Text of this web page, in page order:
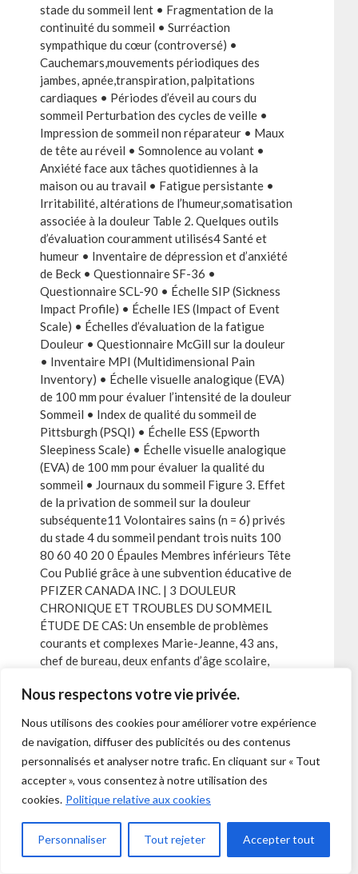
Nous respectons votre vie privée.
Nous utilisons des cookies pour améliorer votre expérience
de navigation, diffuser des publicités ou des contenus
personnalisés et analyser notre trafic. En cliquant sur « Tout
accepter », vous consentez à notre utilisation des
cookies. Politique relative aux cookies
Personnaliser Tout rejeter Accepter tout
stade du sommeil lent • Fragmentation de la
continuité du sommeil • Surréaction
sympathique du cœur (controversé) •
Cauchemars,mouvements périodiques des
jambes, apnée,transpiration, palpitations
cardiaques • Périodes d’éveil au cours du
sommeil Perturbation des cycles de veille •
Impression de sommeil non réparateur • Maux
de tête au réveil • Somnolence au volant •
Anxiété face aux tâches quotidiennes à la
maison ou au travail • Fatigue persistante •
Irritabilité, altérations de l’humeur,somatisation
associée à la douleur Table 2. Quelques outils
d’évaluation couramment utilisés4 Santé et
humeur • Inventaire de dépression et d’anxiété
de Beck • Questionnaire SF-36 •
Questionnaire SCL-90 • Échelle SIP (Sickness
Impact Profile) • Échelle IES (Impact of Event
Scale) • Échelles d’évaluation de la fatigue
Douleur • Questionnaire McGill sur la douleur
• Inventaire MPI (Multidimensional Pain
Inventory) • Échelle visuelle analogique (EVA)
de 100 mm pour évaluer l’intensité de la douleur
Sommeil • Index de qualité du sommeil de
Pittsburgh (PSQI) • Échelle ESS (Epworth
Sleepiness Scale) • Échelle visuelle analogique
(EVA) de 100 mm pour évaluer la qualité du
sommeil • Journaux du sommeil Figure 3. Effet
de la privation de sommeil sur la douleur
subséquente11 Volontaires sains (n = 6) privés
du stade 4 du sommeil pendant trois nuits 100
80 60 40 20 0 Épaules Membres inférieurs Tête
Cou Publié grâce à une subvention éducative de
PFIZER CANADA INC. | 3 DOULEUR
CHRONIQUE ET TROUBLES DU SOMMEIL
ÉTUDE DE CAS: Un ensemble de problèmes
courants et complexes Marie-Jeanne, 43 ans,
chef de bureau, deux enfants d’âge scolaire,
plaignant d’une douleur chronique dans le cou,
d’anxiété et « de ne pas dormir ». Elle admet
qu’elle a tendance à surréagir à des problèmes
mineurs au travail et avec ses enfants.
Interrogée au sujet de son humeur, elle avoue
avoir une « certaine indifférence » vis-à-vis de
certaines activités qui l’intéressaient
auparavant, comme le jardinage. Marie-Jeanne a
commencé par traiter sa douleur avec des